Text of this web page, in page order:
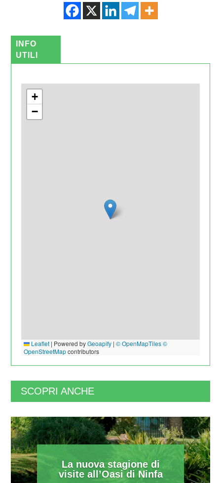
INFO
UTILI
+
−
Leaflet | Powered byGeoapify |© OpenMapTiles ©
OpenStreetMapcontributors
SCOPRI ANCHE
La nuova stagione di
visite all’Oasi di Ninfa